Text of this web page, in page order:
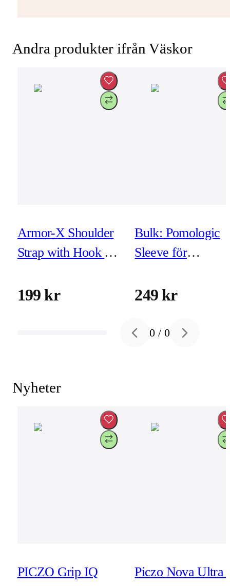
Andra produkter ifrån Väskor
Armor-X Shoulder
Strap with Hook for
199 kr
Bulk: Pomologic
Sleeve för
tum - Black
249 kr
Previous slide
0 /0 Next slide
Nyheter
PICZO Grip IQ
Piczo Nova Ultra